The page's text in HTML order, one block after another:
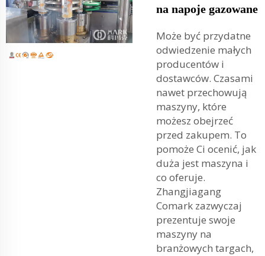
na napoje gazowane
Może być przydatne
odwiedzenie małych
producentów i
dostawców. Czasami
nawet przechowują
maszyny, które
możesz obejrzeć
przed zakupem. To
pomoże Ci ocenić, jak
duża jest maszyna i
co oferuje.
Zhangjiagang
Comark zazwyczaj
prezentuje swoje
maszyny na
branżowych targach,